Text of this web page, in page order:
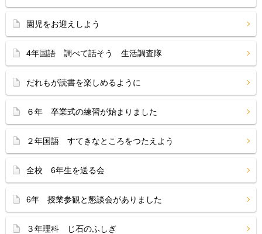
園児をお迎えしよう
4年国語 調べて話そう 生活調査隊
だれもが読書を楽しめるように
６年 卒業式の練習が始まりました
２年国語 すてきなところをつたえよう
全校 6年生を送る会
6年 授業参観と懇談会がありました
３年理科 じ石のふしぎ